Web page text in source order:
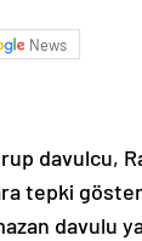
News
davulcu,
tepki
davulu